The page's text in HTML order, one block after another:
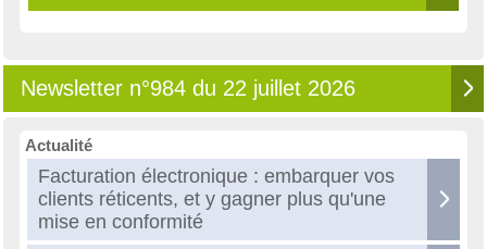
Newsletter n°984 du 22 juillet 2026
Actualité
Facturation électronique : embarquer vos
clients réticents, et y gagner plus qu'une
mise en conformité